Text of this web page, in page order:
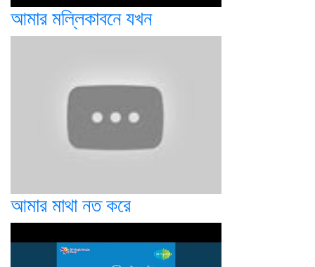
আমার মল্লিকাবনে যখন
আমার মাথা নত করে